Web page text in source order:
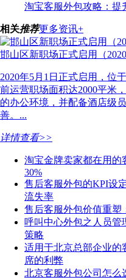
淘宝客服外包攻略：提
相关推荐更多资讯+
邯山区新职场正式启用（2020
2020年5月1日正式启用，位
前运营职场面积达2000平米
的办公环境，并配备酒店级
善。...
详情查看>>
淘宝金牌卖家都在用的
30%
售后客服外包的KPI设
流失率
售后客服外包价值重塑
呼叫中心外包之人员管
策略
适用于北京总部企业的
席的利弊
北京客服外包公司怎么